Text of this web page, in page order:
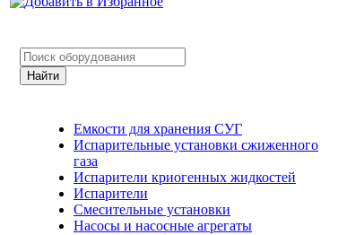
Емкости для хранения СУГ
Испарительные установки сжиженного
газа
Испарители криогенных жидкостей
Испарители
Смесительные установки
Насосы и насосные агрегаты